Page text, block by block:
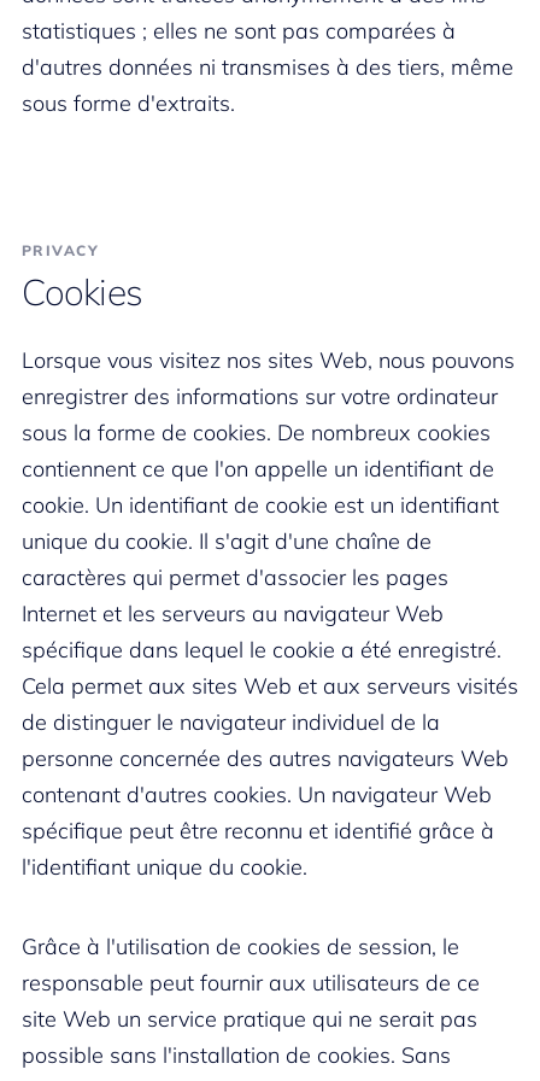
statistiques ; elles ne sont pas comparées à
d'autres données ni transmises à des tiers, même
sous forme d'extraits.
PRIVACY
Cookies
Lorsque vous visitez nos sites Web, nous pouvons
enregistrer des informations sur votre ordinateur
sous la forme de cookies. De nombreux cookies
contiennent ce que l'on appelle un identifiant de
cookie. Un identifiant de cookie est un identifiant
unique du cookie. Il s'agit d'une chaîne de
caractères qui permet d'associer les pages
Internet et les serveurs au navigateur Web
spécifique dans lequel le cookie a été enregistré.
Cela permet aux sites Web et aux serveurs visités
de distinguer le navigateur individuel de la
personne concernée des autres navigateurs Web
contenant d'autres cookies. Un navigateur Web
spécifique peut être reconnu et identifié grâce à
l'identifiant unique du cookie.
Grâce à l'utilisation de cookies de session, le
responsable peut fournir aux utilisateurs de ce
site Web un service pratique qui ne serait pas
possible sans l'installation de cookies. Sans